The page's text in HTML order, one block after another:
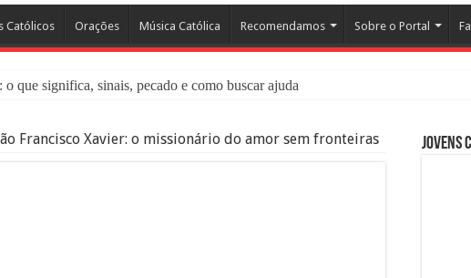
Católicos Orações Música Católica Recomendamos Sobre o Portal
que significa, sinais, pecado e como buscar ajuda
– Seu Reino Não Terá Fim: O Documentário Que Vai Tocar os Católicos
Francisco Xavier: o missionário do amor sem fronteiras Jovens